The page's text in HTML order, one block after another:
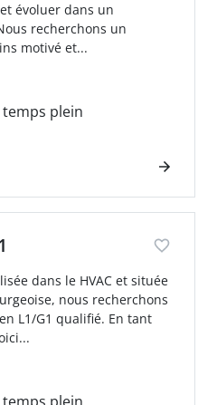
évoluer dans un
recherchons un
motivé et...
temps plein
dans le HVAC et située
nous recherchons
L1/G1 qualifié. En tant